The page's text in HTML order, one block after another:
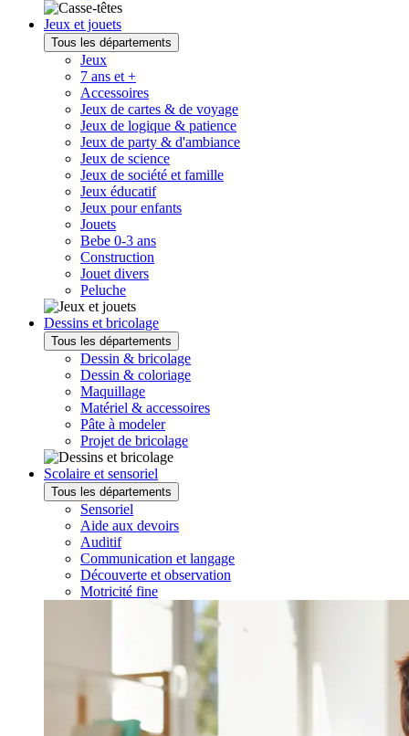
Jeux et jouets
Tous les départements
Jeux
7 ans et +
Accessoires
Jeux de cartes & de voyage
Jeux de logique & patience
Jeux de party & d'ambiance
Jeux de science
Jeux de société et famille
Jeux éducatif
Jeux pour enfants
Jouets
Bebe 0-3 ans
Construction
Jouet divers
Peluche
Dessins et bricolage
Tous les départements
Dessin & bricolage
Dessin & coloriage
Maquillage
Matériel & accessoires
Pâte à modeler
Projet de bricolage
Scolaire et sensoriel
Tous les départements
Sensoriel
Aide aux devoirs
Auditif
Communication et langage
Découverte et observation
Motricité fine